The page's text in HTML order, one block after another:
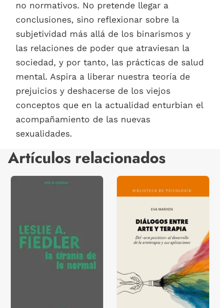
no normativos. No pretende llegar a
conclusiones, sino reflexionar sobre la
subjetividad más allá de los binarismos y
las relaciones de poder que atraviesan la
sociedad, y por tanto, las prácticas de salud
mental. Aspira a liberar nuestra teoría de
prejuicios y deshacerse de los viejos
conceptos que en la actualidad enturbian el
acompañamiento de las nuevas
sexualidades.
Artículos relacionados